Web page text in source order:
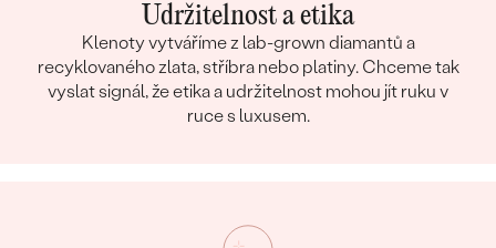
Udržitelnost a etika
Klenoty vytváříme z lab-grown diamantů a
recyklovaného zlata, stříbra nebo platiny. Chceme tak
vyslat signál, že etika a udržitelnost mohou jít ruku v
ruce s luxusem.